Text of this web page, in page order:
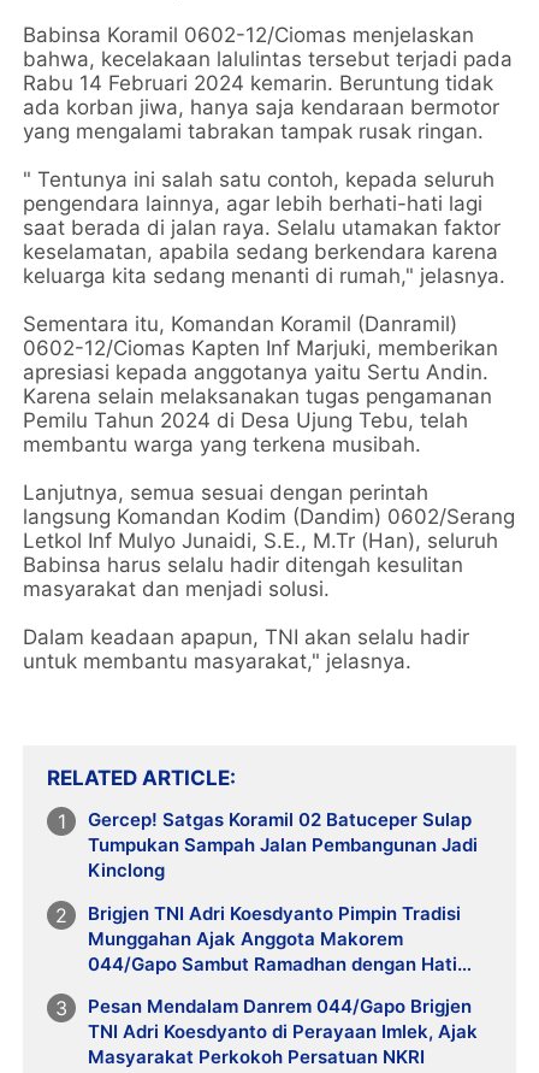
Babinsa Koramil 0602-12/Ciomas menjelaskan
bahwa, kecelakaan lalulintas tersebut terjadi pada
Rabu 14 Februari 2024 kemarin. Beruntung tidak
ada korban jiwa, hanya saja kendaraan bermotor
yang mengalami tabrakan tampak rusak ringan.
" Tentunya ini salah satu contoh, kepada seluruh
pengendara lainnya, agar lebih berhati-hati lagi
saat berada di jalan raya. Selalu utamakan faktor
keselamatan, apabila sedang berkendara karena
keluarga kita sedang menanti di rumah," jelasnya.
Sementara itu, Komandan Koramil (Danramil)
0602-12/Ciomas Kapten Inf Marjuki, memberikan
apresiasi kepada anggotanya yaitu Sertu Andin.
Karena selain melaksanakan tugas pengamanan
Pemilu Tahun 2024 di Desa Ujung Tebu, telah
membantu warga yang terkena musibah.
Lanjutnya, semua sesuai dengan perintah
langsung Komandan Kodim (Dandim) 0602/Serang
Letkol Inf Mulyo Junaidi, S.E., M.Tr (Han), seluruh
Babinsa harus selalu hadir ditengah kesulitan
masyarakat dan menjadi solusi.
Dalam keadaan apapun, TNI akan selalu hadir
untuk membantu masyarakat," jelasnya.
RELATED ARTICLE
Gercep! Satgas Koramil 02 Batuceper Sulap
Tumpukan Sampah Jalan Pembangunan Jadi
Kinclong
Brigjen TNI Adri Koesdyanto Pimpin Tradisi
Munggahan Ajak Anggota Makorem
044/Gapo Sambut Ramadhan dengan Hati
Pesan Mendalam Danrem 044/Gapo Brigjen
TNI Adri Koesdyanto di Perayaan Imlek, Ajak
Masyarakat Perkokoh Persatuan NKRI